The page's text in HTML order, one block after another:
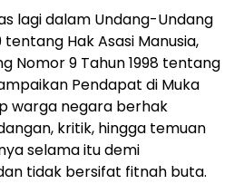
lagi dalam Undang-Undang
tentang Hak Asasi Manusia,
Nomor 9 Tahun 1998 tentang
Pendapat di Muka
warga negara berhak
kritik, hingga temuan
selama itu demi
tidak bersifat fitnah buta.